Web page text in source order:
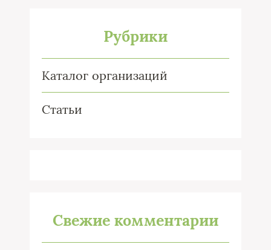
Рубрики
Каталог организаций
Статьи
Свежие комментарии